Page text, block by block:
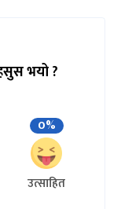
भयो ?
0%
उत्साहित